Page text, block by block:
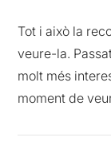
Tot i això la
veure-la.
molt més
moment de